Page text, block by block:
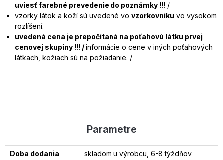
uviesť farebné prevedenie do poznámky !!! /
vzorky látok a koží sú uvedené vo vzorkovníku vo vysokom
rozlíšení.
uvedená cena je prepočítaná na poťahovú látku prvej
cenovej skupiny !!! /informácie o cene v iných poťahových
látkach, kožiach sú na požiadanie. /
Parametre
Doba dodania skladom u výrobcu, 6-8 týždňov